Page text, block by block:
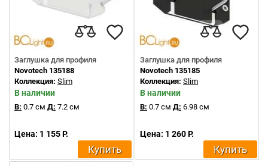
Заглушка для профиля
Novotech 135188
Коллекция: Slim
В наличии
В: 0.7 см Д: 7.2 см
Цена: 1 155 Р.
Купить
Заглушка для профиля
Novotech 135185
Коллекция: Slim
В наличии
В: 0.7 см Д: 6.98 см
Цена: 1 260 Р.
Купить